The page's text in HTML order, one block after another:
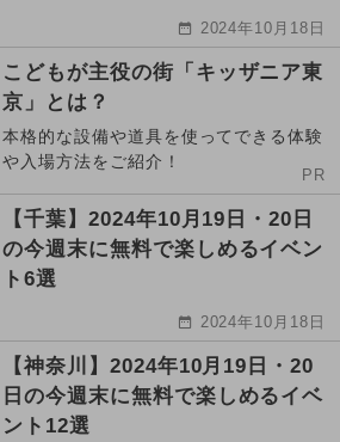
2024年10月18日
こどもが主役の街「キッザニア東
京」とは？
本格的な設備や道具を使ってできる体験
や入場方法をご紹介！
PR
【千葉】2024年10月19日・20日
の今週末に無料で楽しめるイベン
ト6選
2024年10月18日
【神奈川】2024年10月19日・20
日の今週末に無料で楽しめるイベ
ント12選